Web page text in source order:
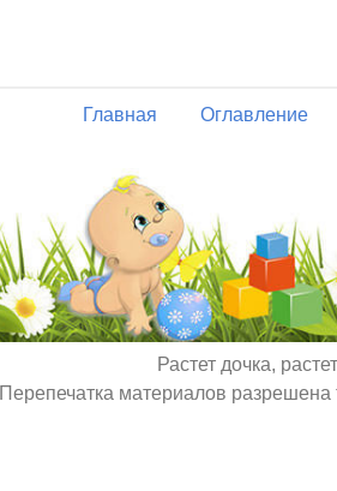
Главная Оглавление
Растет дочка,
Перепечатка материалов разрешена